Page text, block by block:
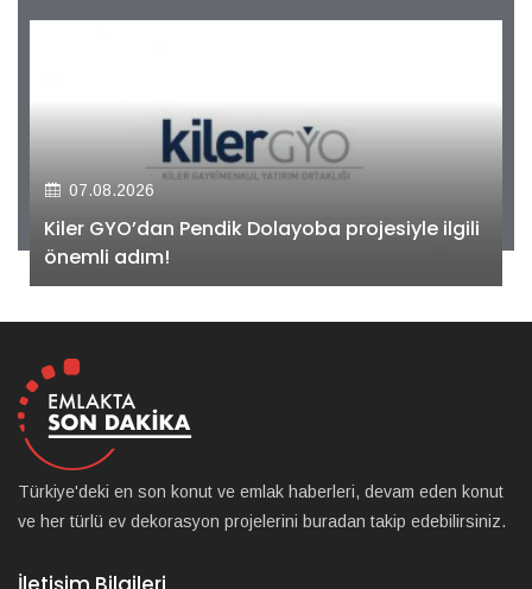
07.08.2026
Kiler GYO’dan Pendik Dolayoba projesiyle ilgili
önemli adım!
Türkiye'deki en son konut ve emlak haberleri, devam eden konut
ve her türlü ev dekorasyon projelerini buradan takip edebilirsiniz.